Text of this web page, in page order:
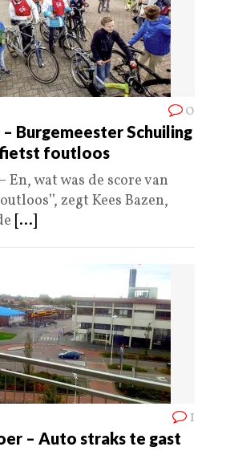
0
Burgemeester Schuiling
foutloos
En, wat was de score van
zegt Kees Bazen,
[...]
1
– Auto straks te gast